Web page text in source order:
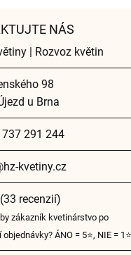
NÁS
| Rozvoz květin
98
u Brna
291 244
kvetiny.cz
recenzií)
zákazník kvetinárstvo po
ÁNO = 5⭐, NIE = 1⭐